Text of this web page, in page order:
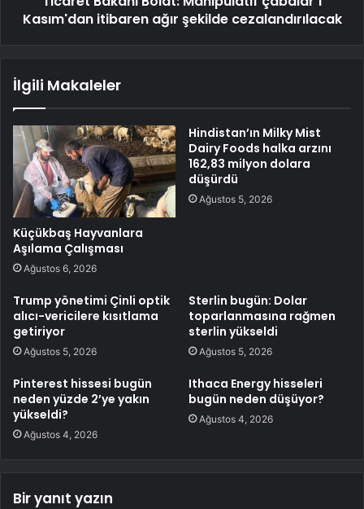
Kasım'dan itibaren ağır şekilde cezalandırılacak
İlgili Makaleler
Küçükbaş Hayvanlara
Aşılama Çalışması
Ağustos 6, 2026
Hindistan’ın Milky Mist
Dairy Foods halka arzını
162,83 milyon dolara
düşürdü
Ağustos 5, 2026
Trump yönetimi Çinli optik
alıcı-vericilere kısıtlama
getiriyor
Ağustos 5, 2026
Sterlin bugün: Dolar
toparlanmasına rağmen
sterlin yükseldi
Ağustos 5, 2026
Pinterest hissesi bugün
neden yüzde 2’ye yakın
yükseldi?
Ağustos 4, 2026
Ithaca Energy hisseleri
bugün neden düşüyor?
Ağustos 4, 2026
Bir yanıt yazın